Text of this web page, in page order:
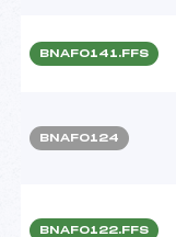
BNAF0141.FFS
BNAF0124
BNAF0122.FFS